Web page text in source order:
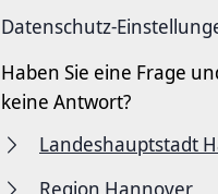
Datenschutz-
Haben Sie eine Frage
keine Antwort?
Landeshauptstadt